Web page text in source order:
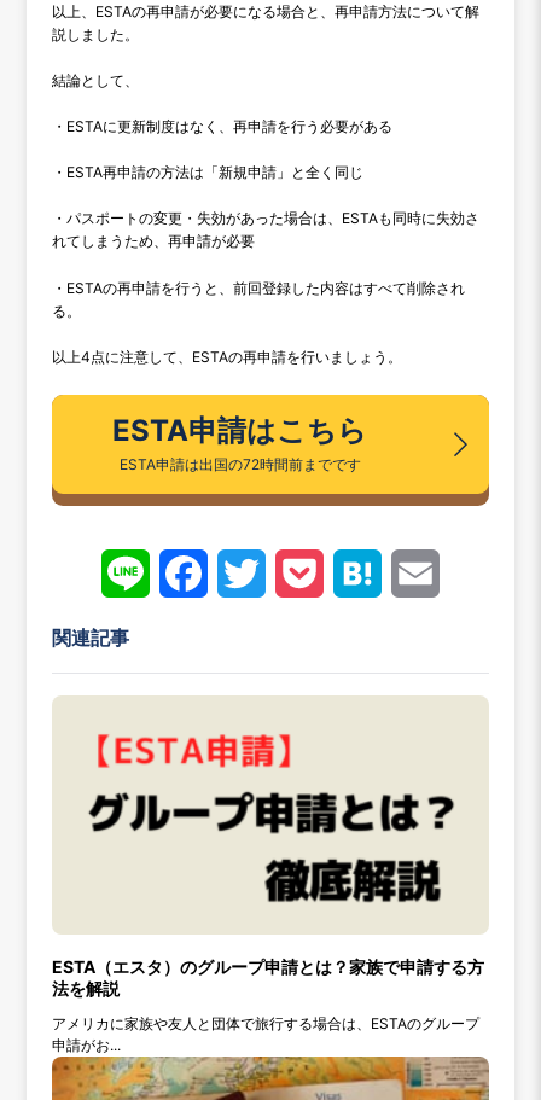
以上、ESTAの再申請が必要になる場合と、再申請方法について解
説しました。
結論として、
・ESTAに更新制度はなく、再申請を行う必要がある
・ESTA再申請の方法は「新規申請」と全く同じ
・パスポートの変更・失効があった場合は、ESTAも同時に失効さ
れてしまうため、再申請が必要
・ESTAの再申請を行うと、前回登録した内容はすべて削除され
る。
以上4点に注意して、ESTAの再申請を行いましょう。
ESTA申請はこちら
ESTA申請は出国の72時間前までです
Line Face Twitt Pock Hate
関連記事
ESTA（エスタ）のグループ申請とは？家族で申請する方
法を解説
アメリカに家族や友人と団体で旅行する場合は、ESTAのグループ
申請がお...